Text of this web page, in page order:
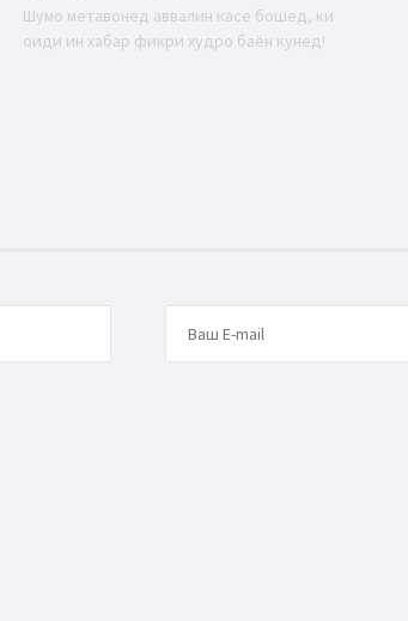
Шумо метавонед аввалин касе бошед, ки
оиди ин хабар фикри худро баён кунед!